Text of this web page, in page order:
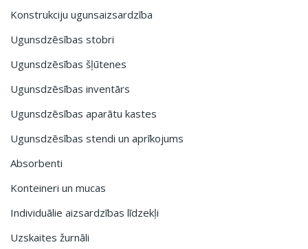
Konstrukciju ugunsaizsardzība
Ugunsdzēsības stobri
Ugunsdzēsības šļūtenes
Ugunsdzēsības inventārs
Ugunsdzēsības aparātu kastes
Ugunsdzēsības stendi un aprīkojums
Absorbenti
Konteineri un mucas
Individuālie aizsardzības līdzekļi
Uzskaites žurnāli